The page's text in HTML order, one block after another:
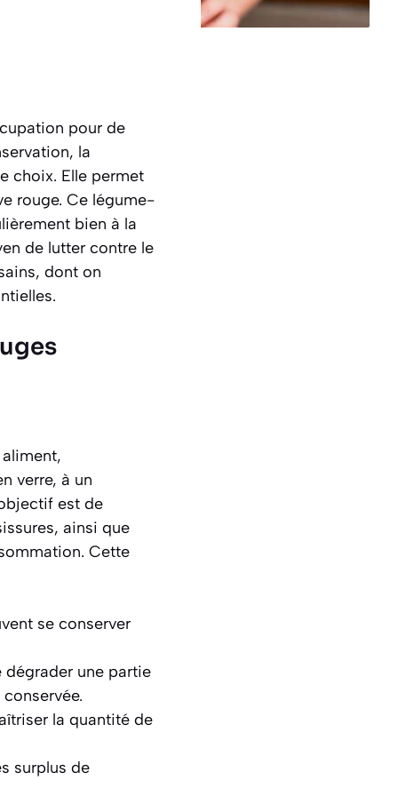
pour de
la
choix. Elle permet
rouge. Ce légume-
bien à la
de lutter contre le
dont on
verre, à un
est de
ainsi que
Cette
se conserver
une partie
la quantité de
surplus de